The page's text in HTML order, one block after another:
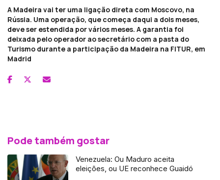
A Madeira vai ter uma ligação direta com Moscovo, na
Rússia. Uma operação, que começa daqui a dois meses,
deve ser estendida por vários meses. A garantia foi
deixada pelo operador ao secretário com a pasta do
Turismo durante a participação da Madeira na FITUR, em
Madrid
Pode também gostar
Venezuela: Ou Maduro aceita
eleições, ou UE reconhece Guaidó